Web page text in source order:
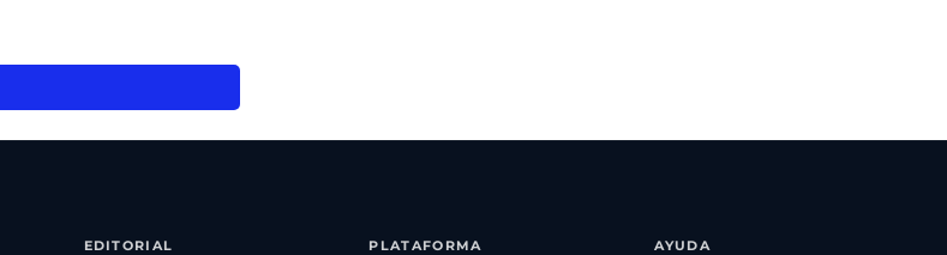
EDITORIAL PLATAFORMA AYUDA